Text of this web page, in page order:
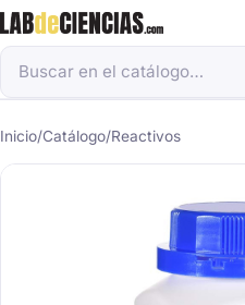
Inicio/Catálogo/Reactivos